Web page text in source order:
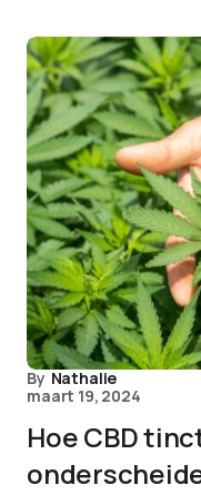
By Nathalie
maart 19, 2024
Hoe CBD